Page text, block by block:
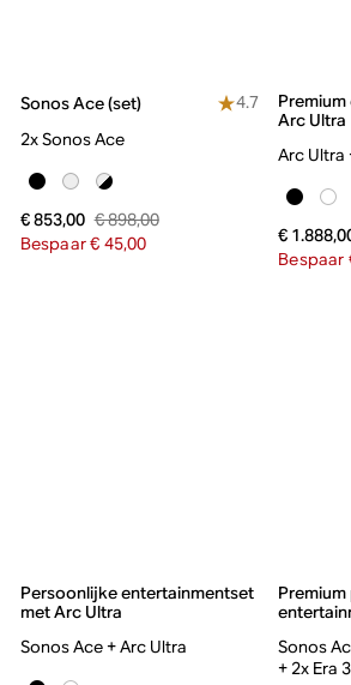
Sonos Ace (set)
4.7
2x Sonos Ace
€ 853,00 € 898,00
Bespaar € 45,00
Arc Ultra
Arc Ultra
€
Bespaar
Persoonlijke entertainmentset
met Arc Ultra
Sonos Ace + Arc Ultra
Sonos
+ 2x Era